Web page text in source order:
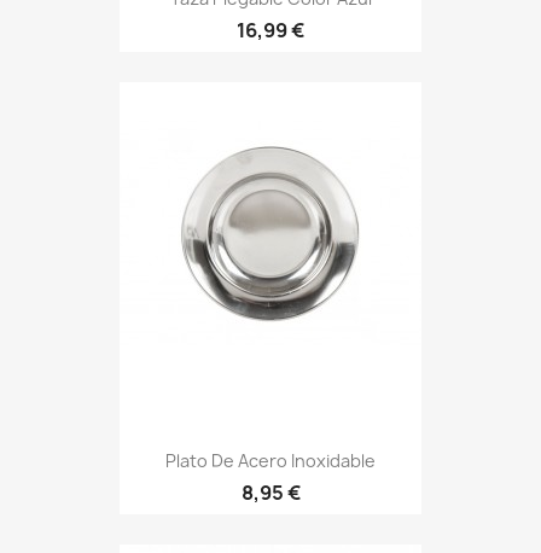
Precio
16,99 €
Plato De Acero Inoxidable
Precio
8,95 €